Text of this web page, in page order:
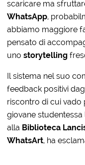
scaricare ma
WhatsApp,
abbiamo maggiore
pensato di
unostorytelling
Il sistema nel suo
feedback positivi
riscontro di cui
giovane
alla Biblioteca
WhatsArt, ha